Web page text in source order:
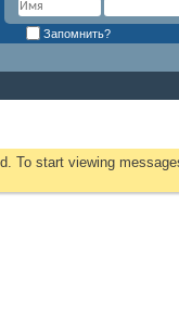
Запомнить?
To start viewing